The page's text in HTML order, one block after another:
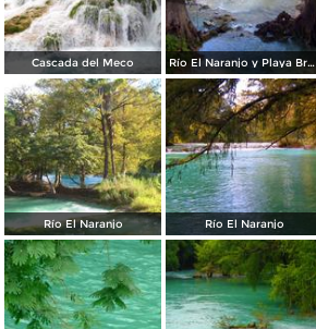
Cascada del Meco Río El Naranjo y Playa Bruja
Río El Naranjo Río El Naranjo